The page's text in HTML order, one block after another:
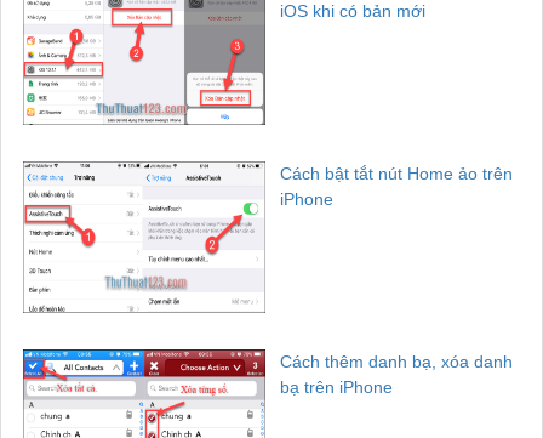
iOS khi có bản mới
Cách bật tắt nút Home ảo trên
iPhone
Cách thêm danh bạ, xóa danh
bạ trên iPhone